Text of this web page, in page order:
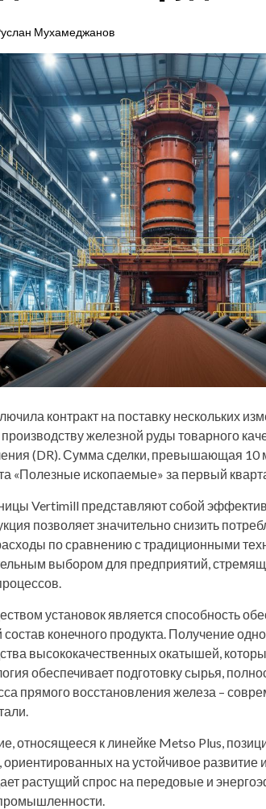
Мухамеджанов
контракт на поставку нескольких
железной руды товарного
(DR). Сумма сделки, превышающая 10
«Полезные ископаемые» за первый
Vertimill представляют собой
позволяет значительно снизить
по сравнению с традиционными
выбором для предприятий,
установок является способность
конечного продукта. Получение
высококачественных окатышей,
обеспечивает подготовку сырья,
прямого восстановления железа –
относящееся к линейке Metso Plus,
на устойчивое развитие
растущий спрос на передовые и